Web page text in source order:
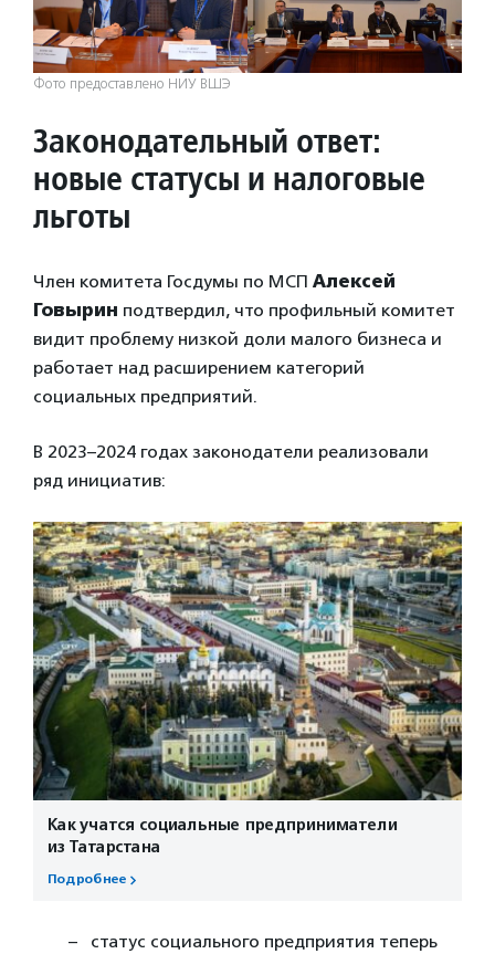
Фото предоставлено НИУ ВШЭ
Законодательный ответ:
новые статусы и налоговые
льготы
Член комитета Госдумы по МСП Алексей
Говырин подтвердил, что профильный комитет
видит проблему низкой доли малого бизнеса и
работает над расширением категорий
социальных предприятий.
В 2023–2024 годах законодатели реализовали
ряд инициатив:
Как учатся социальные предприниматели
из Татарстана
Подробнее
статус социального предприятия теперь